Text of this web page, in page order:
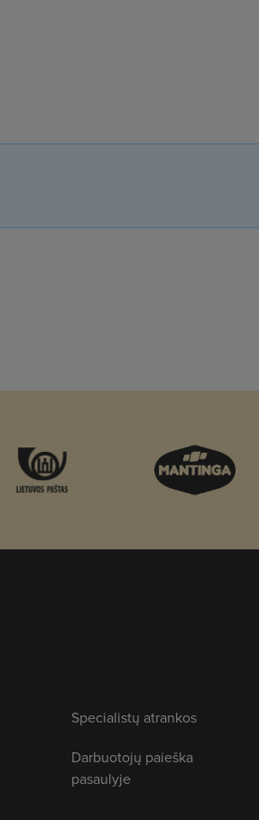
Specialistų atrankos
Darbuotojų paieška
pasaulyje